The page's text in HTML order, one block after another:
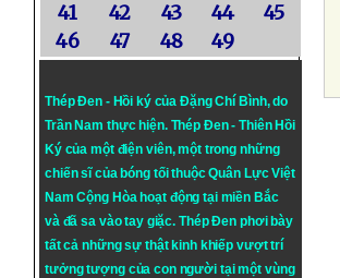
41
42 43 44
45
46
47 48 49
Thép Đen - Hồi ký của Đặng Chí Bình, do
Trần Nam thực hiện. Thép Đen- Thiên Hồi
Ký của một điện viên, một trong những
chiến sĩ của bóng tối thuộc Quân Lực Việt
Nam Cộng Hòa hoạt động tại miền Bắc
và đã sa vào tay giặc. Thép Đen phơi bày
tất cả những sự thật kinh khiếp vượt trí
tưởng tượng của con người tại một vùng